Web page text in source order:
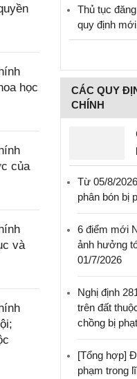
học
của
và
Thủ tục
quy định
CÁC QUY
CHÍNH
Từ 05/8/
phân bón bị
6 điểm mới
ảnh hưởng
01/7/2026
Nghị định
trên đất
chồng bị
[Tổng hợp]
phạm trong